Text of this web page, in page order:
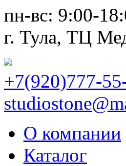
пн-вс: 9:00-
г. Тула, ТЦ
+7(920)777-
О компании
Каталог